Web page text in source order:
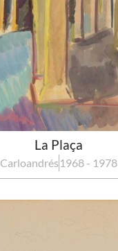
La Plaça
Carloandrés 1968 - 1978